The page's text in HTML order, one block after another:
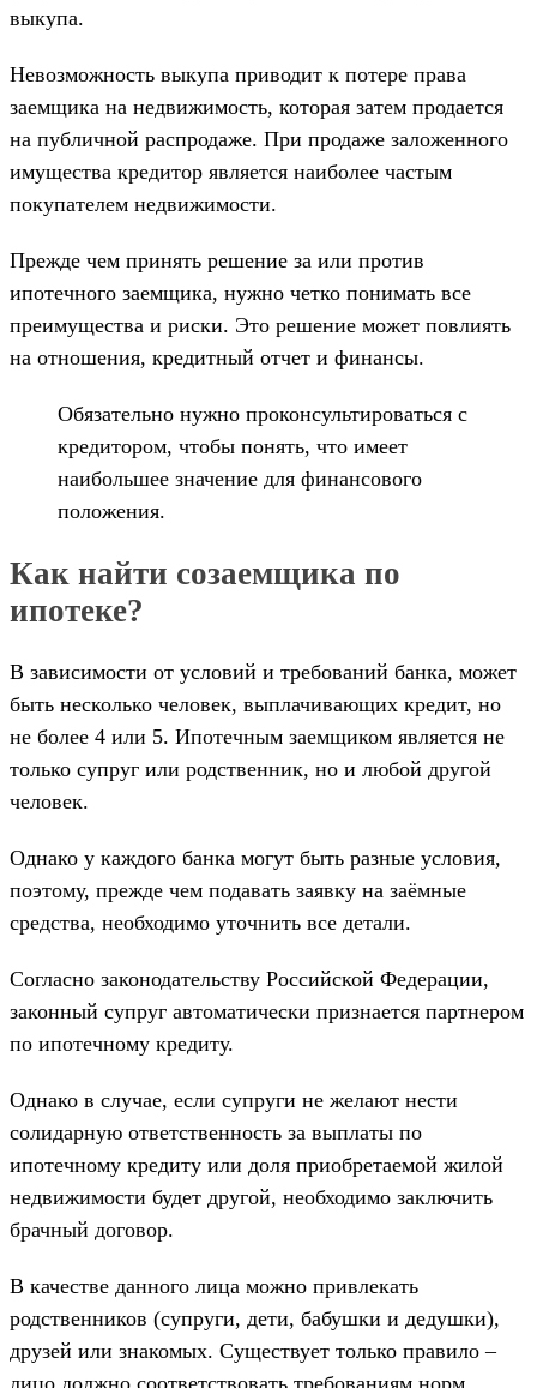
выкупа.
Невозможность выкупа приводит к потере права
заемщика на недвижимость, которая затем продается
на публичной распродаже. При продаже заложенного
имущества кредитор является наиболее частым
покупателем недвижимости.
Прежде чем принять решение за или против
ипотечного заемщика, нужно четко понимать все
преимущества и риски. Это решение может повлиять
на отношения, кредитный отчет и финансы.
Обязательно нужно проконсультироваться с
кредитором, чтобы понять, что имеет
наибольшее значение для финансового
положения.
Как найти созаемщика по
ипотеке?
В зависимости от условий и требований банка, может
быть несколько человек, выплачивающих кредит, но
не более 4 или 5. Ипотечным заемщиком является не
только супруг или родственник, но и любой другой
человек.
Однако у каждого банка могут быть разные условия,
поэтому, прежде чем подавать заявку на заёмные
средства, необходимо уточнить все детали.
Согласно законодательству Российской Федерации,
законный супруг автоматически признается партнером
по ипотечному кредиту.
Однако в случае, если супруги не желают нести
солидарную ответственность за выплаты по
ипотечному кредиту или доля приобретаемой жилой
недвижимости будет другой, необходимо заключить
брачный договор.
В качестве данного лица можно привлекать
родственников (супруги, дети, бабушки и дедушки),
друзей или знакомых. Существует только правило –
лицо должно соответствовать требованиям норм